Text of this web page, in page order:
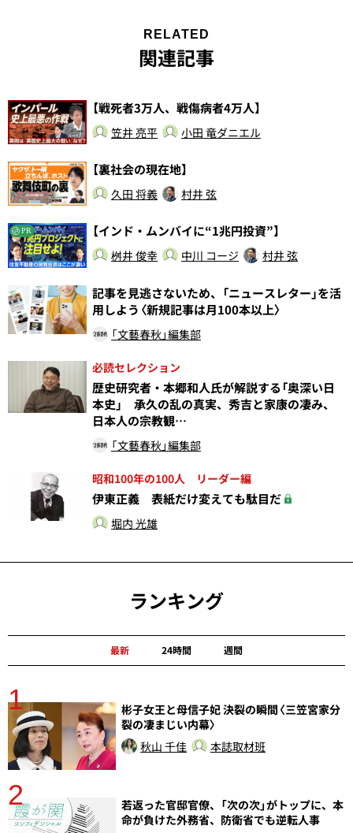
RELATED
関連記事
【戦死者3万人、戦傷病者4万人】
笠井 亮平 小田 竜ダニエル
【裏社会の現在地】
久田 将義 村井 弦
PR 【インド・ムンバイに“1兆円投資”】
桝井 俊幸 中川 コージ 村井 弦
記事を見逃さないため、「ニュースレター」を活
用しよう〈新規記事は月100本以上〉
「文藝春秋」編集部
必読セレクション
歴史研究者・本郷和人氏が解説する「奥深い日
本史」 承久の乱の真実、秀吉と家康の凄み、
日本人の宗教観…
「文藝春秋」編集部
昭和100年の100人 リーダー編
伊東正義 表紙だけ変えても駄目だ
堀内 光雄
ランキング
最新 24時間 週間
1
彬子女王と母信子妃 決裂の瞬間〈三笠宮家分
裂の凄まじい内幕〉
秋山 千佳
本誌取材班
2
若返った官邸官僚、「次の次」がトップに、本
命が負けた外務省、防衛省でも逆転人事